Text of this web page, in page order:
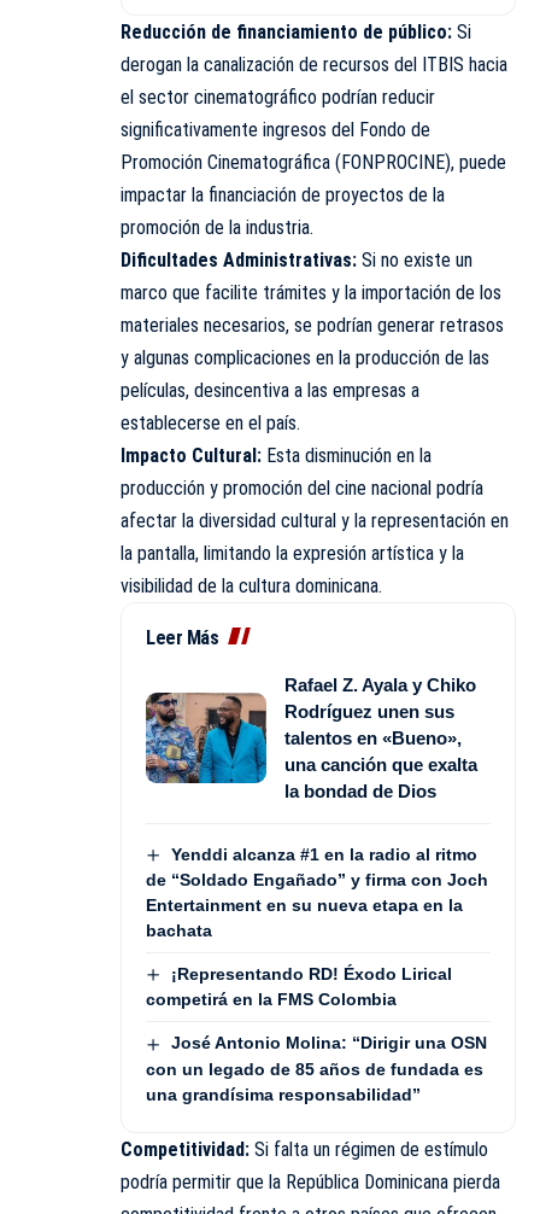
Reducción de financiamiento de público: Si
derogan la canalización de recursos del ITBIS hacia
el sector cinematográfico podrían reducir
significativamente ingresos del Fondo de
Promoción Cinematográfica (FONPROCINE), puede
impactar la financiación de proyectos de la
promoción de la industria.
Dificultades Administrativas: Si no existe un
marco que facilite trámites y la importación de los
materiales necesarios, se podrían generar retrasos
y algunas complicaciones en la producción de las
películas, desincentiva a las empresas a
establecerse en el país.
Impacto Cultural: Esta disminución en la
producción y promoción del cine nacional podría
afectar la diversidad cultural y la representación en
la pantalla, limitando la expresión artística y la
visibilidad de la cultura dominicana.
Leer Más
Rafael Z. Ayala y Chiko
Rodríguez unen sus
talentos en «Bueno»,
una canción que exalta
la bondad de Dios
Yenddi alcanza #1 en la radio al ritmo
de “Soldado Engañado” y firma con Joch
Entertainment en su nueva etapa en la
bachata
¡Representando RD! Éxodo Lirical
competirá en la FMS Colombia
José Antonio Molina: “Dirigir una OSN
con un legado de 85 años de fundada es
una grandísima responsabilidad”
Competitividad: Si falta un régimen de estímulo
podría permitir que la República Dominicana pierda